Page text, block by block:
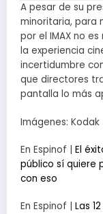
A pesar de su
minoritaria, para
por el IMAX no
la experiencia
incertidumbre
que directores
pantalla lo más
Imágenes: Kodak
En Espinof | El
público sí quiere
con eso
En Espinof | Las